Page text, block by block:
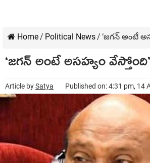
Home/ Political News/ ‘జ‌గ‌న్ అంటే
‘జ‌గ‌న్ అంటే అస‌హ్యం వేస్తోంది’
Article bySatya Published on: 4:31 pm, 14